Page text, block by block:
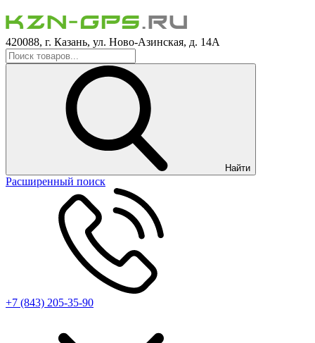
420088, г. Казань, ул. Ново-Азинская, д. 14А
Найти
Расширенный поиск
+7 (843) 205-35-90